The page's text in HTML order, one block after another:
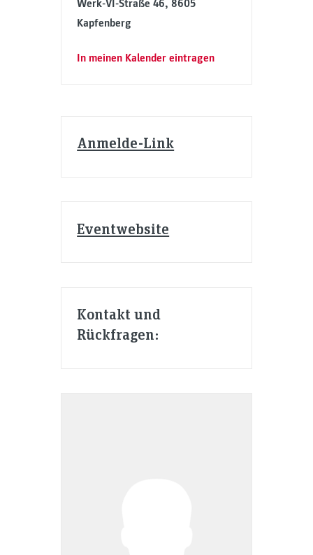
Werk-VI-Straße 46, 8605
Kapfenberg
In meinen Kalender eintragen
Anmelde-Link
Eventwebsite
Kontakt und
Rückfragen: